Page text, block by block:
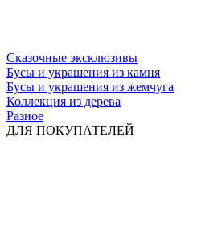
Сказочные эксклюзивы
Бусы и украшения из камня
Бусы и украшения из жемчуга
Коллекция из дерева
Разное
ДЛЯ ПОКУПАТЕЛЕЙ